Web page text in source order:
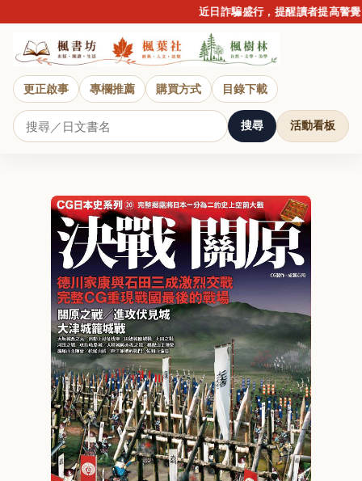
近日詐騙盛行，提醒讀者提高警覺
更正啟事 專欄推薦 購買方式 目錄下載
搜尋 活動看板